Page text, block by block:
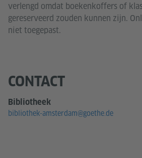
verlengd omdat boekenkoffers of
gereserveerd zouden kunnen zijn.
niet toegepast.
CONTACT
Bibliotheek
bibliothek-amsterdam@goethe.de